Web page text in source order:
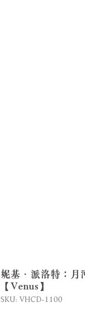
妮基．派洛特：月
【Venus】
SKU: VHCD-1100